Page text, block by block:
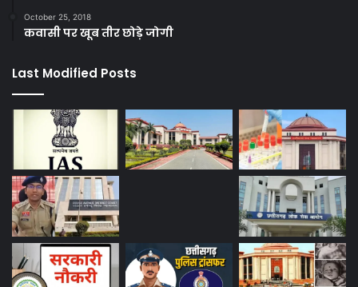
October 25, 2018
कवासी पर खूब तीर छोड़े जोगी
Last Modified Posts